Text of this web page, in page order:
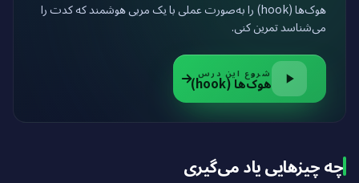
هوک‌ها (hook) را به‌صورت عملی با یک مربی هوشمند که کدت را
می‌شناسد تمرین کنی.
شروع این درس
هوک‌ها (hook)
چه چیزهایی یاد می‌گیری